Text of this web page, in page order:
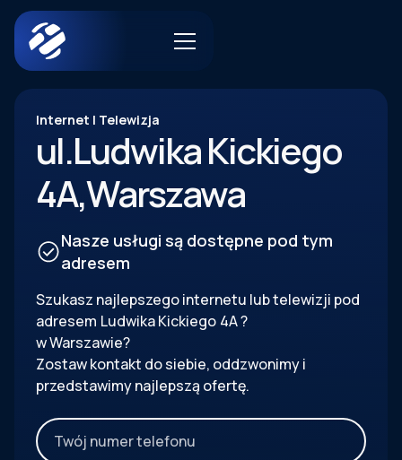
Internet | Telewizja
ul.Ludwika Kickiego
4A,Warszawa
Nasze usługi są dostępne pod tym
adresem
Szukasz najlepszego internetu lub telewizji pod
adresem Ludwika Kickiego 4A?
w Warszawie?
Zostaw kontakt do siebie, oddzwonimy i
przedstawimy najlepszą ofertę.